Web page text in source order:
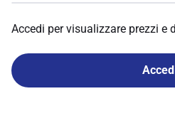
Accedi per visualizzare prezzi e